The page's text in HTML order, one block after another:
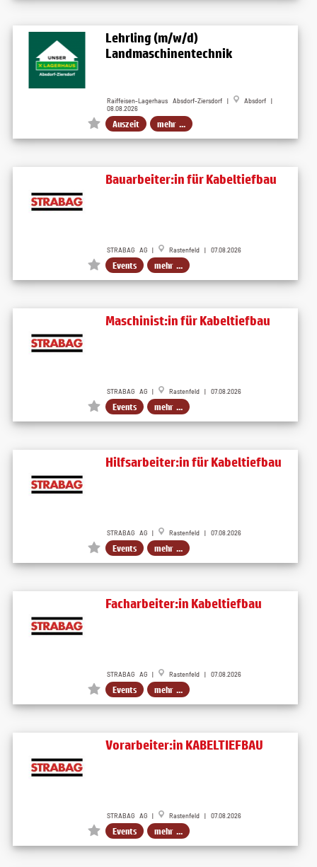
Lehrling (m/w/d)
Landmaschinentechnik
Raiffeisen-Lagerhaus Absdorf-Ziersdorf |
Absdorf |
08.08.2026
Auszeit mehr ...
Bauarbeiter:in für Kabeltiefbau
STRABAG AG | Rastenfeld | 07.08.2026
Events mehr ...
Maschinist:in für Kabeltiefbau
STRABAG AG | Rastenfeld | 07.08.2026
Events mehr ...
Hilfsarbeiter:in für Kabeltiefbau
STRABAG AG | Rastenfeld | 07.08.2026
Events mehr ...
Facharbeiter:in Kabeltiefbau
STRABAG AG | Rastenfeld | 07.08.2026
Events mehr ...
Vorarbeiter:in KABELTIEFBAU
STRABAG AG | Rastenfeld | 07.08.2026
Events mehr ...